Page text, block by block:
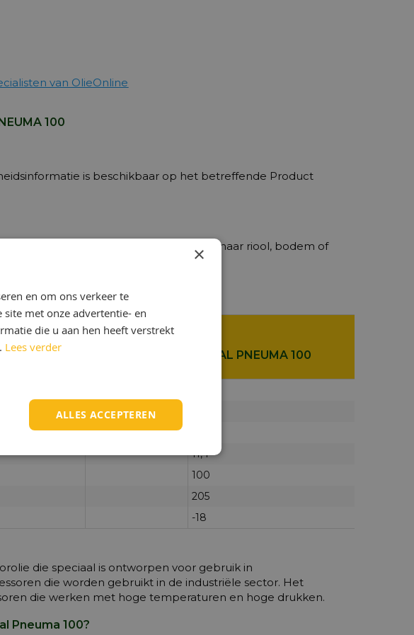
van OlieOnline
100
is beschikbaar op het betreffende Product
verwerkingsbedrijf. Voorkom lekkage naar riool, bodem of
TOTAL PNEUMA 100
11,4
100
205
-18
die speciaal is ontworpen voor gebruik in
die worden gebruikt in de industriële sector. Het
die werken met hoge temperaturen en hoge drukken.
Pneuma 100?
×
en om ons verkeer te
met onze advertentie- en
die u aan hen heeft verstrekt
Lees verder
ALLES ACCEPTEREN